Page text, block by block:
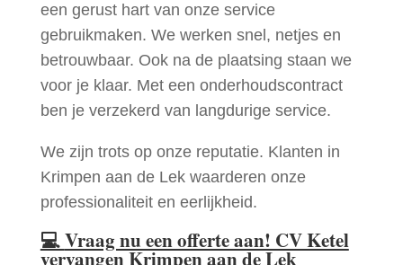
een gerust hart van onze service
gebruikmaken. We werken snel, netjes en
betrouwbaar. Ook na de plaatsing staan we
voor je klaar. Met een onderhoudscontract
ben je verzekerd van langdurige service.
We zijn trots op onze reputatie. Klanten in
Krimpen aan de Lek waarderen onze
professionaliteit en eerlijkheid.
💻Vraag nu een offerte aan! CV Ketel
vervangen Krimpen aan de Lek